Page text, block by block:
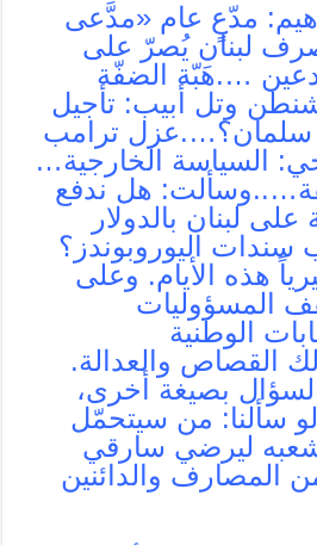
مدّعٍ عام «مدَّعى
لبنان يُصرّ على
….هَبّة الضفّة
وتل أبيب: تأجيل
سلمان؟….عزل ترامب
السياسة الخارجية…
هل ندفع
لبنان بالدولار
سندات اليوروبوندز؟
هذه الأيام. وعلى
المسؤوليات
الوطنية
القصاص والعدالة.
بصيغة أخرى،
لو سألنا: من سيتحمّل
ليرضي سارقي
من المصارف والدائنين